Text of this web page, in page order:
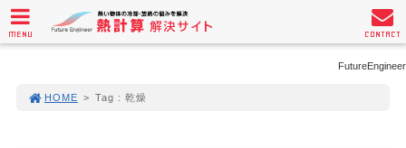
FutureEngineer
HOME > Tag : 乾燥
MENU CONTACT